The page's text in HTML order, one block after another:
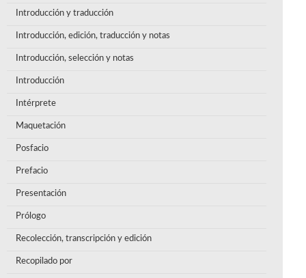
Introducción y traducción
Introducción, edición, traducción y notas
Introducción, selección y notas
Introducción
Intérprete
Maquetación
Posfacio
Prefacio
Presentación
Prólogo
Recolección, transcripción y edición
Recopilado por